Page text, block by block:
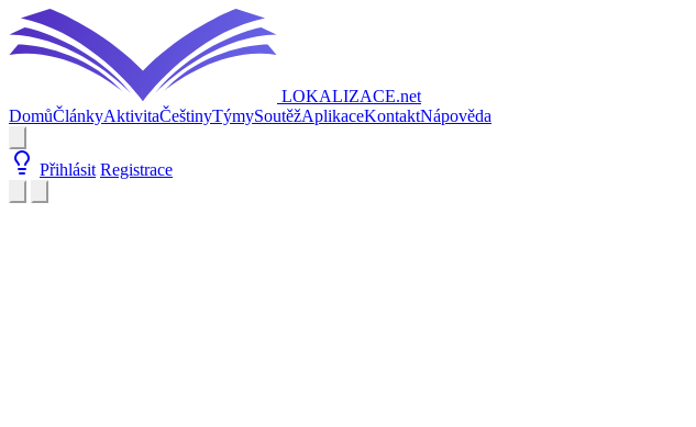
LOKALIZACE.net
DomůČlánkyAktivitaČeštinyTýmySoutěžAplikaceKontaktNápověda
Přihlásit Registrace